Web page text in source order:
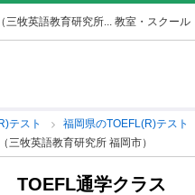
牧英語教育研究所... 教室・スクール
テスト 福岡県のTOEFL(R)テスト
牧英語教育研究所 福岡市）
TOEFL通学クラス